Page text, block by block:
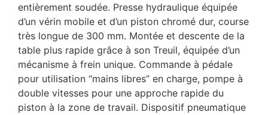
entièrement soudée. Presse hydraulique équipée
d’un vérin mobile et d’un piston chromé dur, course
très longue de 300 mm. Montée et descente de la
table plus rapide grâce à son Treuil, équipée d’un
mécanisme à frein unique. Commande à pédale
pour utilisation “mains libres” en charge, pompe à
double vitesses pour une approche rapide du
piston à la zone de travail. Dispositif pneumatique